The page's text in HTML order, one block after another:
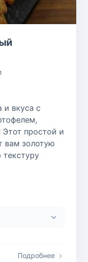
и вкуса с
Этот простой и
вам золотую
Подробнее